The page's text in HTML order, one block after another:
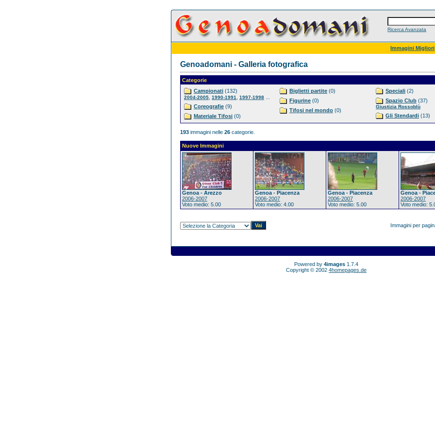
Ricerca Avanzata
Immagini Migliori
Genoadomani - Galleria fotografica
Categorie
Campionati (132)
2004-2005 1990-1991 1997-1998
Coreografie (9)
Materiale Tifosi (0)
Biglietti partite (0)
Figurine (0)
Tifosi nel mondo (0)
Speciali (2)
Spazio Club (37)
Giustizia Rossoblù
Gli Stendardi (13)
193 immagini nelle 26 categorie.
Nuove Immagini
Genoa - Arezzo
2006-2007
Voto medio: 5.00
Genoa - Piacenza
2006-2007
Voto medio: 4.00
Genoa - Piacenza
2006-2007
Voto medio: 5.00
Genoa -
2006-2007
Voto medio:
Immagini per
Powered by 4images 1.7.4
Copyright © 2002 4homepages.de